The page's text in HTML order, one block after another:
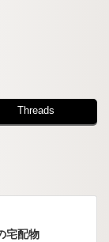
Threads
宅配物